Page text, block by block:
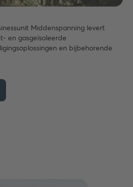
Middenspanning levert
en gasgeïsoleerde
en bijbehorende